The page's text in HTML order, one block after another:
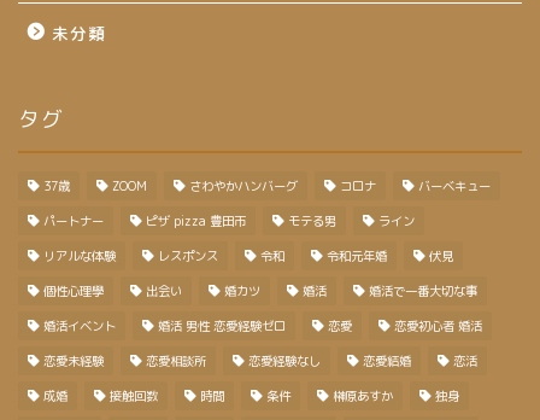
未分類
タグ
37歳 ZOOM さわやかハンバーグ コロナ バーベキュー
パートナー ピザ pizza 豊田市 モテる男 ライン
リアルな体験 レスポンス 令和 令和元年婚 伏見
個性心理學 出会い 婚カツ 婚活 婚活で一番大切な事
婚活イベント 婚活 男性 恋愛経験ゼロ 恋愛 恋愛初心者 婚活
恋愛未経験 恋愛相談所 恋愛経験なし 恋愛結婚 恋活
成婚 接触回数 時間 条件 榊原あすか 独身